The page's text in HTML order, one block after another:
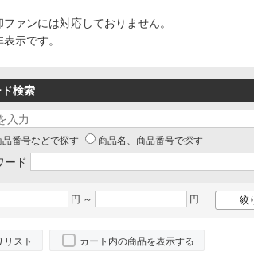
ファンには対応しておりません。
示です。
検索
番号などで探す 商品名、商品番号で探す
ード
円 ～ 円
リスト カート内の商品を表示する